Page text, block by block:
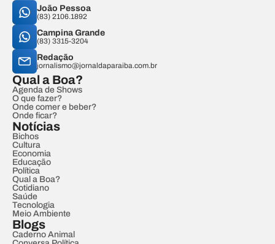
João Pessoa
(83) 2106.1892
Campina Grande
(83) 3315-3204
Redação
jornalismo@jornaldaparaiba.com.br
Qual a Boa?
Agenda de Shows
O que fazer?
Onde comer e beber?
Onde ficar?
Notícias
Bichos
Cultura
Economia
Educação
Política
Qual a Boa?
Cotidiano
Saúde
Tecnologia
Meio Ambiente
Blogs
Caderno Animal